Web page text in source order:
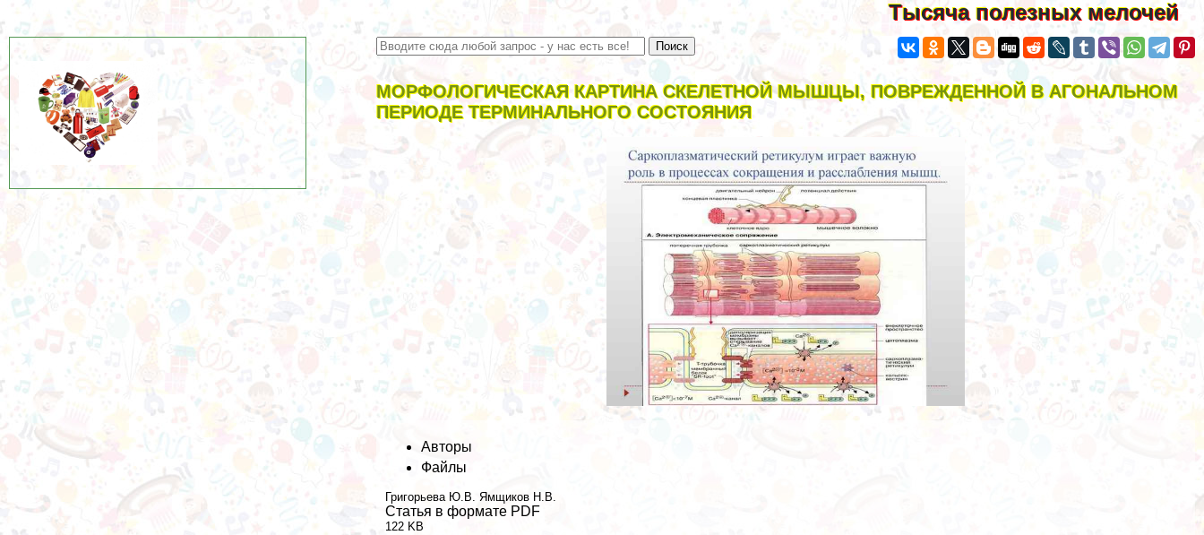
Тысяча полезных мелочей
МОРФОЛОГИЧЕСКАЯ КАРТИНА СКЕЛЕТНОЙ МЫШЦЫ, ПОВРЕЖДЕННОЙ В АГОНАЛЬНОМ
ПЕРИОДЕ ТЕРМИНАЛЬНОГО СОСТОЯНИЯ
Авторы
Файлы
Григорьева Ю.В.Ямщиков Н.В.
Статья в формате PDF
122 KB